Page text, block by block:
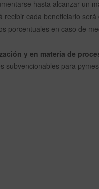
hasta alcanzar un
recibir cada beneficiario será
porcentuales en caso de
y en materia de
subvencionables para